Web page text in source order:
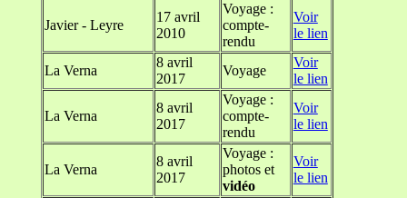
Javier - Leyre
17 avril
2010
Voyage :
compte-
rendu
Voir
le lien
La Verna
8 avril
2017
Voyage
Voir
le lien
La Verna
8 avril
2017
Voyage :
compte-
rendu
Voir
le lien
La Verna
8 avril
2017
Voyage :
photos et
vidéo
Voir
le lien